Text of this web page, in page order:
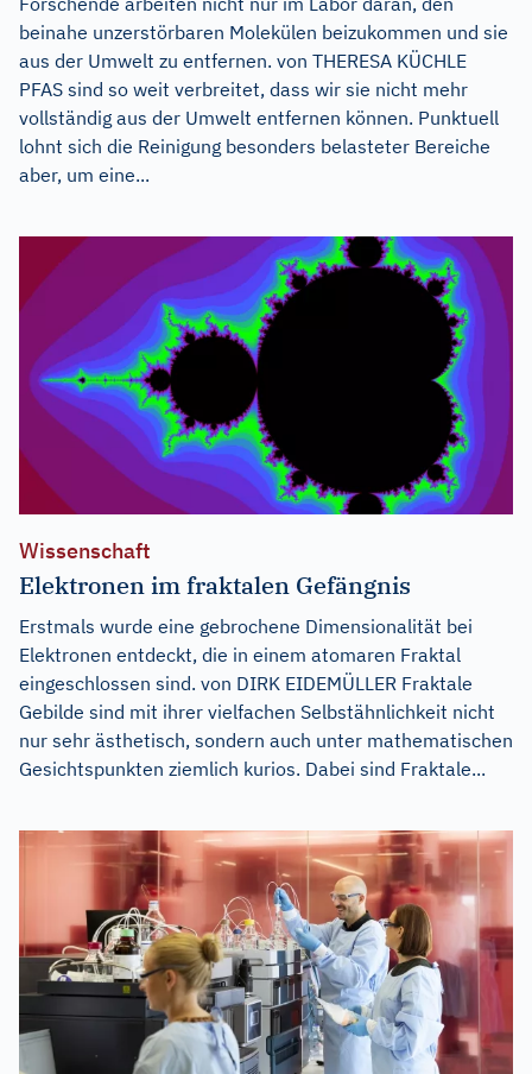
beinahe unzerstörbaren Molekülen beizukommen und sie
aus der Umwelt zu entfernen. von THERESA KÜCHLE
PFAS sind so weit verbreitet, dass wir sie nicht mehr
vollständig aus der Umwelt entfernen können. Punktuell
lohnt sich die Reinigung besonders belasteter Bereiche
aber, um eine...
Wissenschaft
Elektronen im fraktalen Gefängnis
Erstmals wurde eine gebrochene Dimensionalität bei
Elektronen entdeckt, die in einem atomaren Fraktal
eingeschlossen sind. von DIRK EIDEMÜLLER Fraktale
Gebilde sind mit ihrer vielfachen Selbstähnlichkeit nicht
nur sehr ästhetisch, sondern auch unter mathematischen
Gesichtspunkten ziemlich kurios. Dabei sind Fraktale...